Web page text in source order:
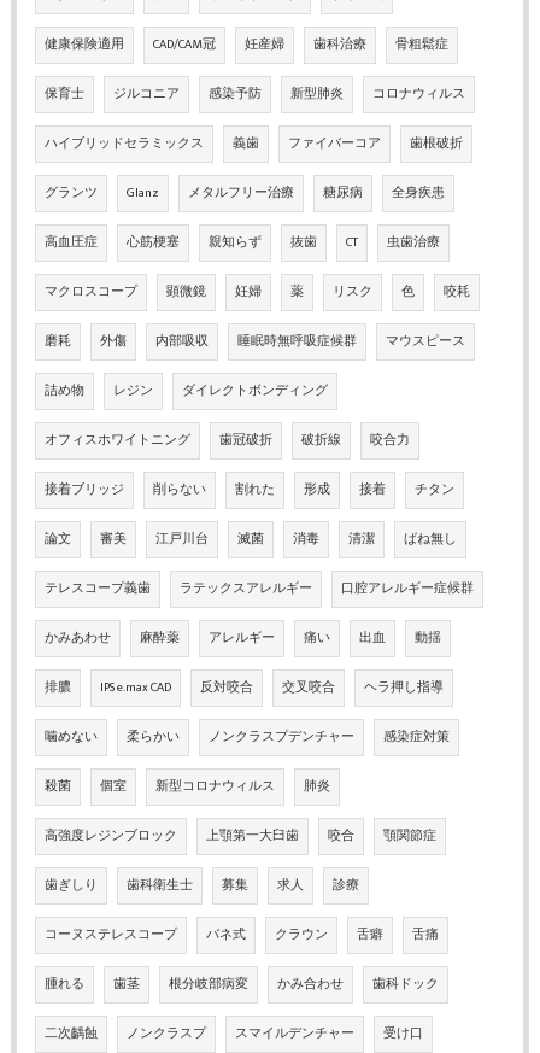
健康保険適用 CAD/CAM冠 妊産婦 歯科治療 骨粗鬆症
保育士 ジルコニア 感染予防 新型肺炎 コロナウィルス
ハイブリッドセラミックス 義歯 ファイバーコア 歯根破折
グランツ Glanz メタルフリー治療 糖尿病 全身疾患
高血圧症 心筋梗塞 親知らず 抜歯 CT 虫歯治療
マクロスコープ 顕微鏡 妊婦 薬 リスク 色 咬耗
磨耗 外傷 内部吸収 睡眠時無呼吸症候群 マウスピース
詰め物 レジン ダイレクトボンディング
オフィスホワイトニング 歯冠破折 破折線 咬合力
接着ブリッジ 削らない 割れた 形成 接着 チタン
論文 審美 江戸川台 滅菌 消毒 清潔 ばね無し
テレスコープ義歯 ラテックスアレルギー 口腔アレルギー症候群
かみあわせ 麻酔薬 アレルギー 痛い 出血 動揺
排膿 IPS e.max CAD 反対咬合 交叉咬合 ヘラ押し指導
噛めない 柔らかい ノンクラスプデンチャー 感染症対策
殺菌 個室 新型コロナウィルス 肺炎
高強度レジンブロック 上顎第一大臼歯 咬合 顎関節症
歯ぎしり 歯科衛生士 募集 求人 診療
コーヌステレスコープ バネ式 クラウン 舌癖 舌痛
腫れる 歯茎 根分岐部病変 かみ合わせ 歯科ドック
二次齲蝕 ノンクラスプ スマイルデンチャー 受け口